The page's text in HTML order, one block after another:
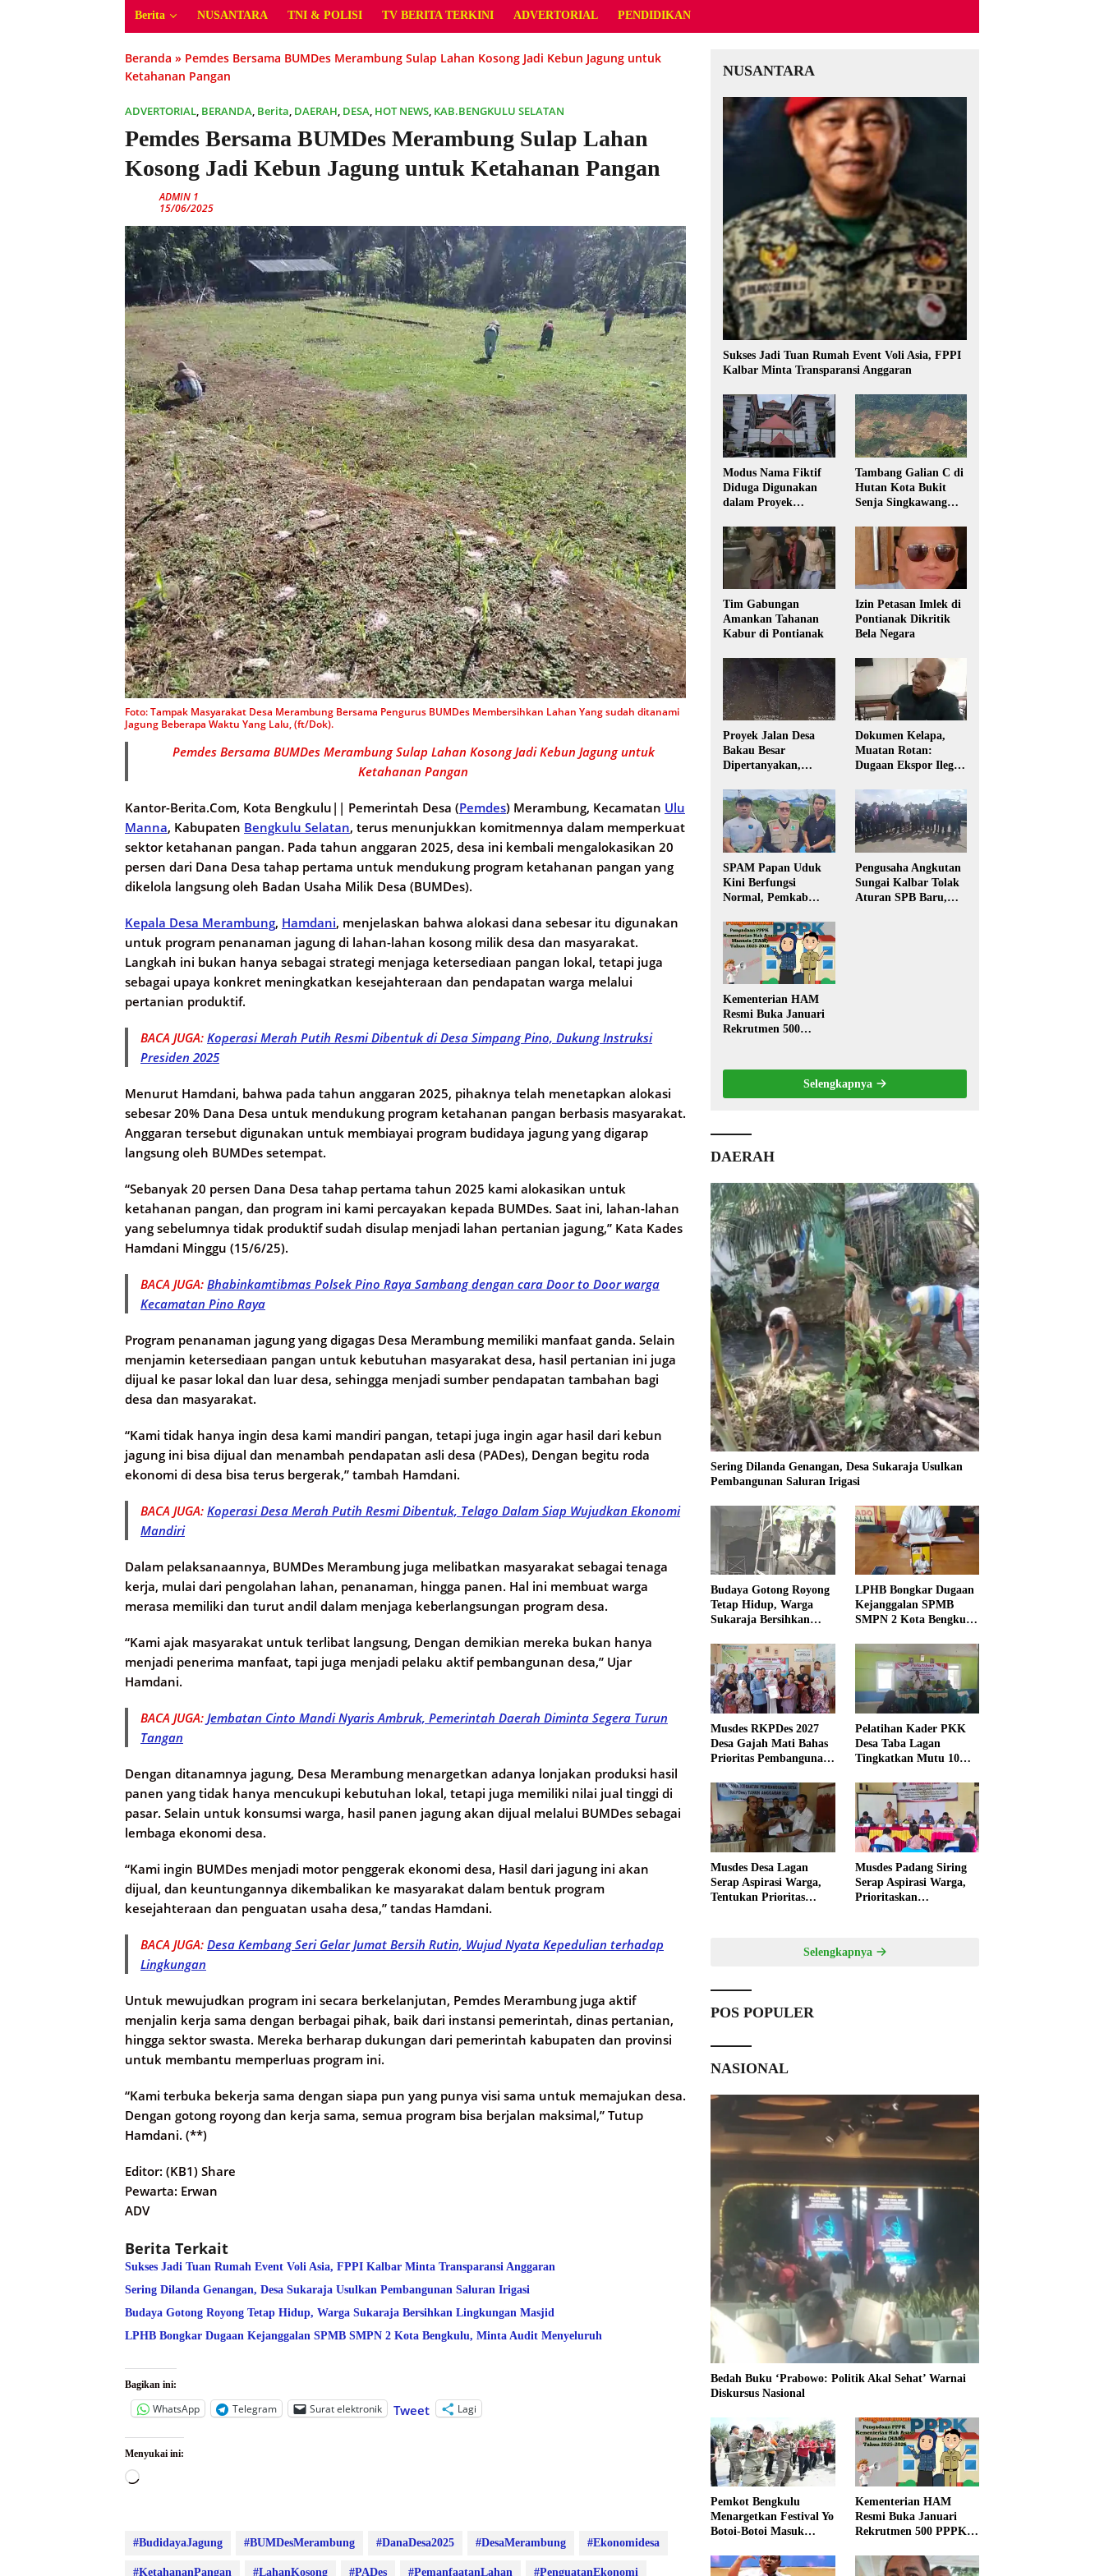
Berita NUSANTARA TNI & POLISI TV BERITA TERKINI ADVERTORIAL PENDIDIKAN
Beranda » Pemdes Bersama BUMDes Merambung Sulap Lahan Kosong Jadi Kebun Jagung untuk
Ketahanan Pangan
ADVERTORIAL, BERANDA, Berita, DAERAH, DESA, HOT NEWS, KAB.BENGKULU SELATAN
Pemdes Bersama BUMDes Merambung Sulap Lahan
Kosong Jadi Kebun Jagung untuk Ketahanan Pangan
ADMIN 1
15/06/2025
Foto: Tampak Masyarakat Desa Merambung Bersama Pengurus BUMDes Membersihkan Lahan Yang sudah ditanami
Jagung Beberapa Waktu Yang Lalu, (ft/Dok).
Pemdes Bersama BUMDes Merambung Sulap Lahan Kosong Jadi Kebun Jagung untuk
Ketahanan Pangan
Kantor-Berita.Com, Kota Bengkulu|| Pemerintah Desa (Pemdes) Merambung, Kecamatan Ulu
Manna, Kabupaten Bengkulu Selatan, terus menunjukkan komitmennya dalam memperkuat
sektor ketahanan pangan. Pada tahun anggaran 2025, desa ini kembali mengalokasikan 20
persen dari Dana Desa tahap pertama untuk mendukung program ketahanan pangan yang
dikelola langsung oleh Badan Usaha Milik Desa (BUMDes).
Kepala Desa Merambung, Hamdani, menjelaskan bahwa alokasi dana sebesar itu digunakan
untuk program penanaman jagung di lahan-lahan kosong milik desa dan masyarakat.
Langkah ini bukan hanya sebagai strategi menjaga ketersediaan pangan lokal, tetapi juga
sebagai upaya konkret meningkatkan kesejahteraan dan pendapatan warga melalui
pertanian produktif.
BACA JUGA: Koperasi Merah Putih Resmi Dibentuk di Desa Simpang Pino, Dukung Instruksi
Presiden 2025
Menurut Hamdani, bahwa pada tahun anggaran 2025, pihaknya telah menetapkan alokasi
sebesar 20% Dana Desa untuk mendukung program ketahanan pangan berbasis masyarakat.
Anggaran tersebut digunakan untuk membiayai program budidaya jagung yang digarap
langsung oleh BUMDes setempat.
“Sebanyak 20 persen Dana Desa tahap pertama tahun 2025 kami alokasikan untuk
ketahanan pangan, dan program ini kami percayakan kepada BUMDes. Saat ini, lahan-lahan
yang sebelumnya tidak produktif sudah disulap menjadi lahan pertanian jagung,” Kata Kades
Hamdani Minggu (15/6/25).
BACA JUGA: Bhabinkamtibmas Polsek Pino Raya Sambang dengan cara Door to Door warga
Kecamatan Pino Raya
Program penanaman jagung yang digagas Desa Merambung memiliki manfaat ganda. Selain
menjamin ketersediaan pangan untuk kebutuhan masyarakat desa, hasil pertanian ini juga
dijual ke pasar lokal dan luar desa, sehingga menjadi sumber pendapatan tambahan bagi
desa dan masyarakat.
“Kami tidak hanya ingin desa kami mandiri pangan, tetapi juga ingin agar hasil dari kebun
jagung ini bisa dijual dan menambah pendapatan asli desa (PADes), Dengan begitu roda
ekonomi di desa bisa terus bergerak,” tambah Hamdani.
BACA JUGA: Koperasi Desa Merah Putih Resmi Dibentuk, Telago Dalam Siap Wujudkan Ekonomi
Mandiri
Dalam pelaksanaannya, BUMDes Merambung juga melibatkan masyarakat sebagai tenaga
kerja, mulai dari pengolahan lahan, penanaman, hingga panen. Hal ini membuat warga
merasa memiliki dan turut andil dalam menjaga keberlangsungan program desa.
“Kami ajak masyarakat untuk terlibat langsung, Dengan demikian mereka bukan hanya
menjadi penerima manfaat, tapi juga menjadi pelaku aktif pembangunan desa,” Ujar
Hamdani.
BACA JUGA: Jembatan Cinto Mandi Nyaris Ambruk, Pemerintah Daerah Diminta Segera Turun
Tangan
Dengan ditanamnya jagung, Desa Merambung menargetkan adanya lonjakan produksi hasil
panen yang tidak hanya mencukupi kebutuhan lokal, tetapi juga memiliki nilai jual tinggi di
pasar. Selain untuk konsumsi warga, hasil panen jagung akan dijual melalui BUMDes sebagai
lembaga ekonomi desa.
“Kami ingin BUMDes menjadi motor penggerak ekonomi desa, Hasil dari jagung ini akan
dijual, dan keuntungannya dikembalikan ke masyarakat dalam bentuk program
kesejahteraan dan penguatan usaha desa,” tandas Hamdani.
BACA JUGA: Desa Kembang Seri Gelar Jumat Bersih Rutin, Wujud Nyata Kepedulian terhadap
Lingkungan
Untuk mewujudkan program ini secara berkelanjutan, Pemdes Merambung juga aktif
menjalin kerja sama dengan berbagai pihak, baik dari instansi pemerintah, dinas pertanian,
hingga sektor swasta. Mereka berharap dukungan dari pemerintah kabupaten dan provinsi
untuk membantu memperluas program ini.
“Kami terbuka bekerja sama dengan siapa pun yang punya visi sama untuk memajukan desa.
Dengan gotong royong dan kerja sama, semua program bisa berjalan maksimal,” Tutup
Hamdani. (**)
Editor: (KB1) Share
Pewarta: Erwan
ADV
Berita Terkait
Sukses Jadi Tuan Rumah Event Voli Asia, FPPI Kalbar Minta Transparansi Anggaran
Sering Dilanda Genangan, Desa Sukaraja Usulkan Pembangunan Saluran Irigasi
Budaya Gotong Royong Tetap Hidup, Warga Sukaraja Bersihkan Lingkungan Masjid
LPHB Bongkar Dugaan Kejanggalan SPMB SMPN 2 Kota Bengkulu, Minta Audit Menyeluruh
Bagikan ini:
WhatsApp Telegram Surat elektronik Tweet Lagi
Menyukai ini:
Memuat...
#BudidayaJagung #BUMDesMerambung #DanaDesa2025 #DesaMerambung #Ekonomidesa
#KetahananPangan #LahanKosong #PADes #PemanfaatanLahan #PenguatanEkonomi
NUSANTARA
Sukses Jadi Tuan Rumah Event Voli Asia, FPPI
Kalbar Minta Transparansi Anggaran
Modus Nama Fiktif
Diduga Digunakan
dalam Proyek
Tambang Galian C di
Hutan Kota Bukit
Senja Singkawang
Tim Gabungan
Amankan Tahanan
Kabur di Pontianak
Izin Petasan Imlek di
Pontianak Dikritik
Bela Negara
Proyek Jalan Desa
Bakau Besar
Dipertanyakan,
dan Transparansi
Pelaksanaan
Pembangunan
Dokumen Kelapa,
Muatan Rotan:
Dugaan Ekspor Ilegal
Publik Kalbar
SPAM Papan Uduk
Kini Berfungsi
Normal, Pemkab
Distribusi Air Bersih
Lancar ke Rumah
Warga
Pengusaha Angkutan
Sungai Kalbar Tolak
Aturan SPB Baru,
Kementerian HAM
Resmi Buka Januari
Rekrutmen 500
Selengkapnya
DAERAH
Sering Dilanda Genangan, Desa Sukaraja Usulkan
Pembangunan Saluran Irigasi
Budaya Gotong Royong
Tetap Hidup, Warga
Sukaraja Bersihkan
LPHB Bongkar Dugaan
Kejanggalan SPMB
SMPN 2 Kota Bengkulu,
Menyeluruh
Musdes RKPDes 2027
Desa Gajah Mati Bahas
Prioritas Pembangunan
Pelatihan Kader PKK
Desa Taba Lagan
Tingkatkan Mutu 10
Musdes Desa Lagan
Serap Aspirasi Warga,
Tentukan Prioritas
Musdes Padang Siring
Serap Aspirasi Warga,
Prioritaskan
Selengkapnya
POS POPULER
NASIONAL
Bedah Buku ‘Prabowo: Politik Akal Sehat’ Warnai
Diskursus Nasional
Pemkot Bengkulu
Menargetkan Festival Yo
Botoi-Botoi Masuk
Nasional
Kementerian HAM
Resmi Buka Januari
Rekrutmen 500 PPPK,